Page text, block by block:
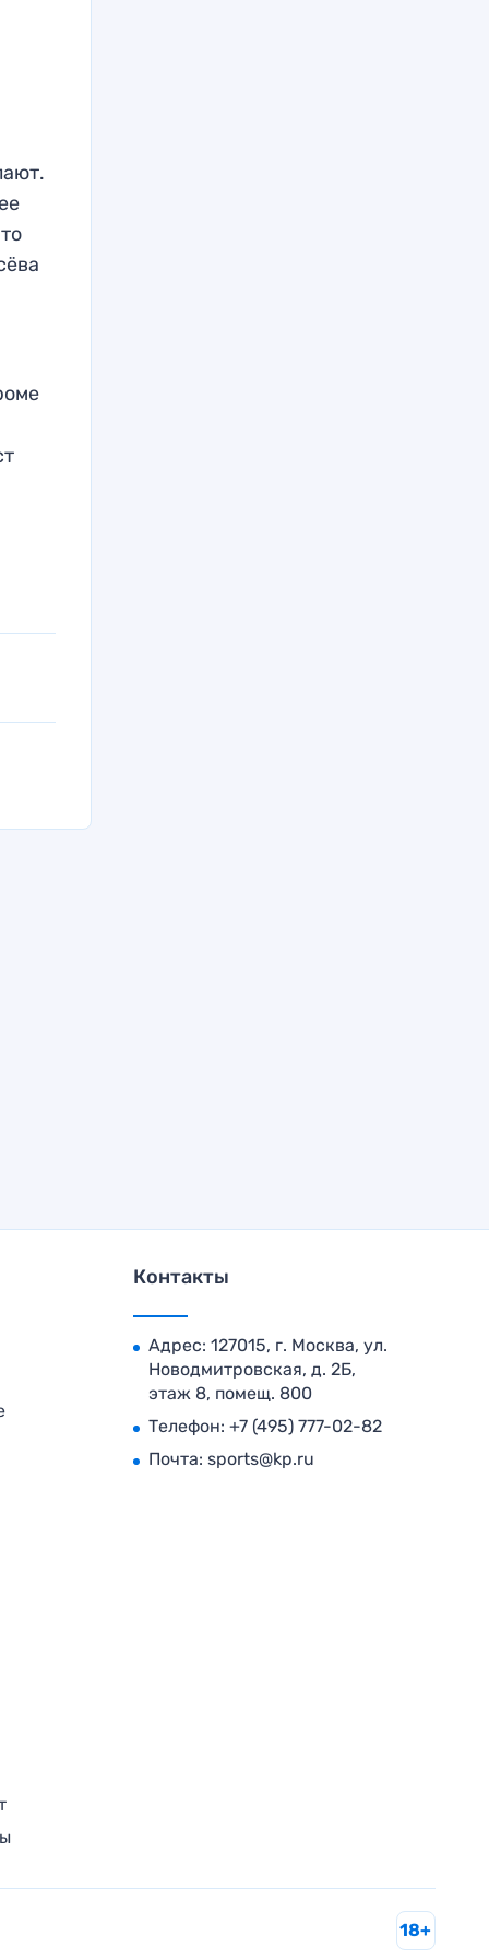
Контакты
Адрес: 127015, г. Москва, ул.
Новодмитровская, д. 2Б,
этаж 8, помещ. 800
Телефон: +7 (495) 777-02-82
Почта: sports@kp.ru
18+